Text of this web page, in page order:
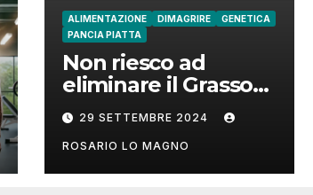
ALIMENTAZIONE DIMAGRIRE
GENETICA
PANCIA PIATTA
Non riesco ad
eliminare il Grasso
su Fianchi e
Addome: cause e
rimedi
29 SETTEMBRE 2024
ROSARIO LO MAGNO